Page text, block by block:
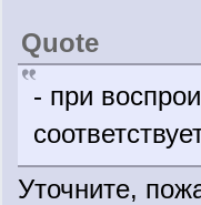
Quote
- при
Уточните,